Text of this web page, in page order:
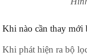
Khi nào cần thay mới
Khi phát hiện ra bộ